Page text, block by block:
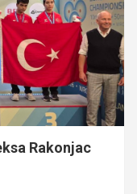
Rakonjac